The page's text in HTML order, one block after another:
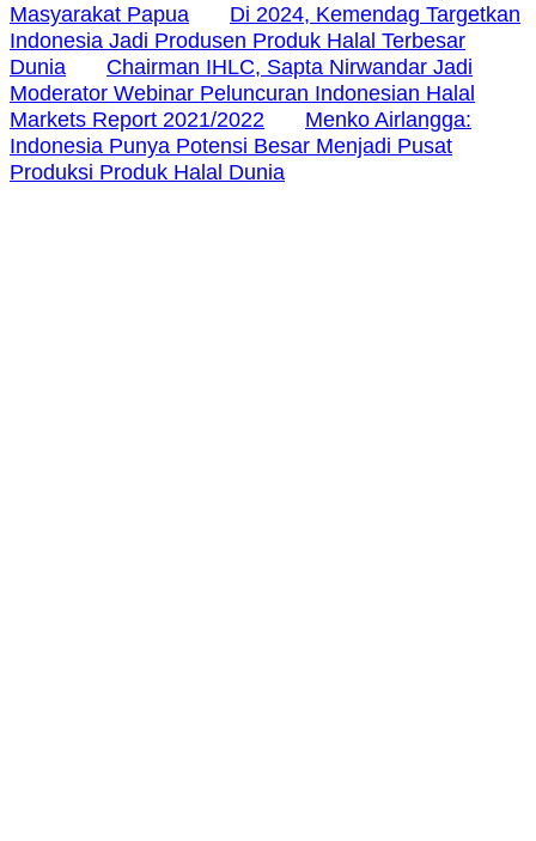
Masyarakat Papua
Di 2024, Kemendag Targetkan
Indonesia Jadi Produsen Produk Halal Terbesar
Dunia
Chairman IHLC, Sapta Nirwandar Jadi
Moderator Webinar Peluncuran Indonesian Halal
Markets Report 2021/2022
Menko Airlangga:
Indonesia Punya Potensi Besar Menjadi Pusat
Produksi Produk Halal Dunia